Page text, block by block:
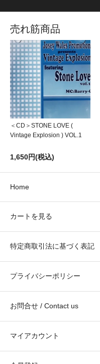
売れ筋商品
＜CD＞STONE LOVE (
Vintage Explosion ) VOL.1
1,650円(税込)
Home
カートを見る
特定商取引法に基づく表記
プライバシーポリシー
お問合せ / Contact us
マイアカウント